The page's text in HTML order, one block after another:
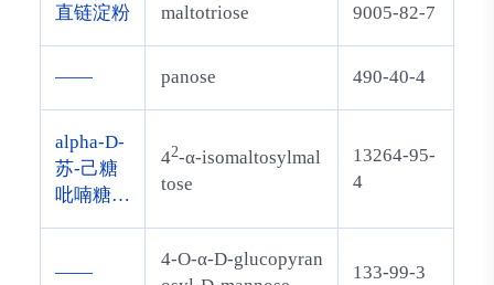
直链淀粉 maltotriose 9005-82-7
—— panose 490-40-4
alpha-D-
苏-己糖
吡喃糖
D-苏-己
42-α-isomaltosylmal
tose
13264-95-
4
——
4-O-α-D-glucopyran
133-99-3